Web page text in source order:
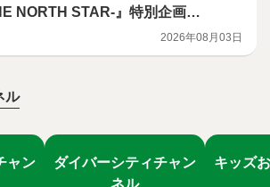
NORTH STAR-』特別企画展
2026年08月03日
ル